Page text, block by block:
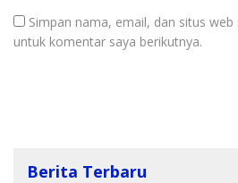
Simpan nama, email, dan situs
untuk komentar saya berikutnya.
Berita Terbaru